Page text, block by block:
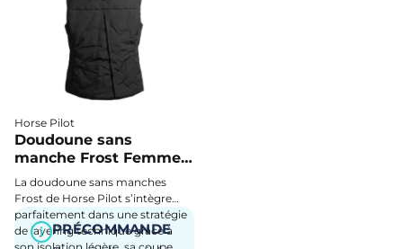
Horse Pilot
Doudoune sans
manche Frost Femme -
Horse Pilot
La doudoune sans manches
Frost de Horse Pilot s’intègre
parfaitement dans une stratégie
de layering technique grâce à
i PRÉCOMMANDE